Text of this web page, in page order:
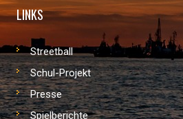
LINKS
Streetball
Schul-Projekt
Presse
Spielberichte